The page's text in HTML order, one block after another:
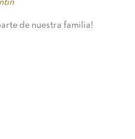
de nuestra familia!